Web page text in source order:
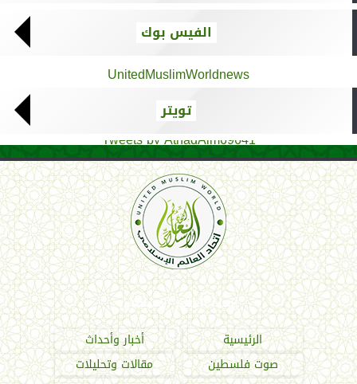
الفيس بوك
UnitedMuslimWorldnews
تويتر
Tweets by AthadAlm69641
اتحاد العالم الإسلامي
الرئيسية
أخبار وأحداث
صوت فلسطين
مقالات وتحليلات